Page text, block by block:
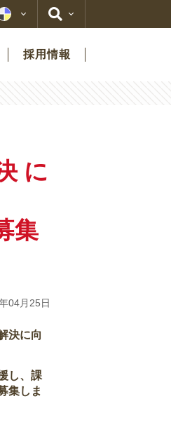
採用情報
に
集
04月25日
決に向
し、課
集しま